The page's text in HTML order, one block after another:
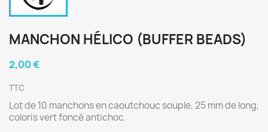
MANCHON HÉLICO (BUFFER BEADS)
2,00 €
TTC
Lot de 10 manchons en caoutchouc souple, 25 mm de long,
coloris vert foncé antichoc.